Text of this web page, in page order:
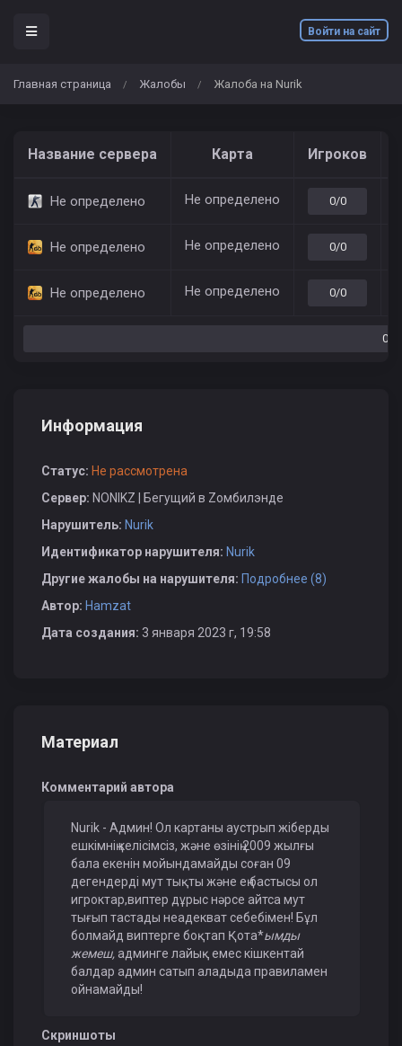
Войти на сайт
Главная страница / Жалобы / Жалоба на Nurik
Название сервера Карта Игроков
Не определено Не определено 0/0
Не определено Не определено 0/0
Не определено Не определено 0/0
0/0
Информация
Статус: Не рассмотрена
Сервер: NONIKZ | Бегущий в Zомбилэнде
Нарушитель: Nurik
Идентификатор нарушителя: Nurik
Другие жалобы на нарушителя: Подробнее (8)
Автор: Hamzat
Дата создания: 3 января 2023 г, 19:58
Материал
Комментарий автора
Nurik - Админ! Ол картаны аустрып жіберды
ешкімнің келісімсіз, және өзінің 2009 жылғы
бала екенін мойындамайды соған 09
дегендерді мут тықты және ең бастысы ол
игроктар,виптер дұрыс нәрсе айтса мут
тығып тастады неадекват себебімен! Бұл
болмайд виптерге боқтап Қота*ымды
жемеш, админге лайық емес кішкентай
балдар админ сатып аладыда правиламен
ойнамайды!
Скриншоты